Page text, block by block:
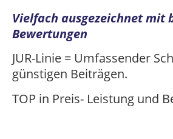
Vielfach ausgezeichnet mit
Bewertungen
JUR-Linie = Umfassender
günstigen Beiträgen.
TOP in Preis- Leistung und